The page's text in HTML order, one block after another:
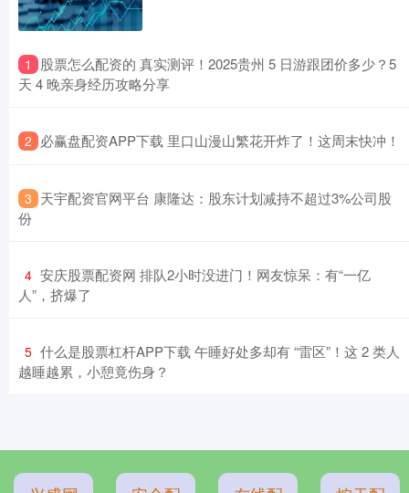
1
​股票怎么配资的 真实测评！2025贵州 5 日游跟团价多少？5
天 4 晚亲身经历攻略分享
2 ​必赢盘配资APP下载 里口山漫山繁花开炸了！这周末快冲！
3 ​天宇配资官网平台 康隆达：股东计划减持不超过3%公司股
份
4 ​安庆股票配资网 排队2小时没进门！网友惊呆：有“一亿
人”，挤爆了
5 ​什么是股票杠杆APP下载 午睡好处多却有 “雷区”！这 2 类人
越睡越累，小憩竟伤身？